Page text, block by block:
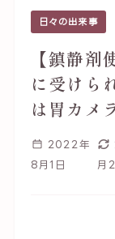
日々の出来事
【鎮静
に受けら
は胃カメ
2022年
8月1日
月